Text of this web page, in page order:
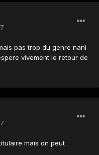
pas trop du genre nani
vivement le retour de
mais on peut